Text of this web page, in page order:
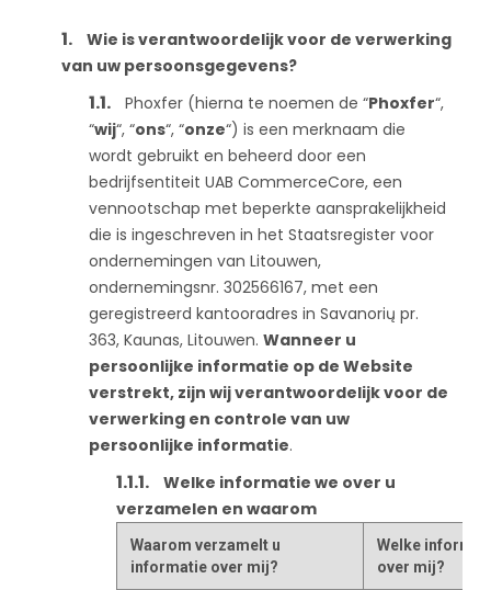
Wie is verantwoordelijk voor de verwerking
van uw persoonsgegevens?
Phoxfer (hierna te noemen de “Phoxfer“,
“wij“, “ons“, “onze“) is een merknaam die
wordt gebruikt en beheerd door een
bedrijfsentiteit UAB CommerceCore, een
vennootschap met beperkte aansprakelijkheid
die is ingeschreven in het Staatsregister voor
ondernemingen van Litouwen,
ondernemingsnr. 302566167, met een
geregistreerd kantooradres in Savanorių pr.
363, Kaunas, Litouwen. Wanneer u
persoonlijke informatie op de Website
verstrekt, zijn wij verantwoordelijk voor de
verwerking en controle van uw
persoonlijke informatie.
Welke informatie we over u
verzamelen en waarom
Waarom verzamelt u
informatie over mij?
Welke
over mij?